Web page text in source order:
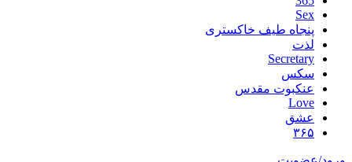
طیف خاکستری
مقدس